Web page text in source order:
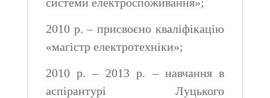
2010 р. – присвоєно кваліфікацію
«магістр електротехніки»;
2010 р. – 2013 р. – навчання в
аспірантурі Луцького